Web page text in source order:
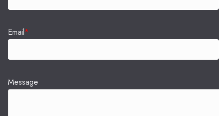
Email*
Message